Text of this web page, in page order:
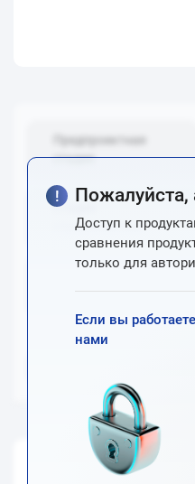
Пожалуйста,
Доступ к
сравнения
только для
Если вы
нами
Предпроектная
стадия
Стадия
строительства